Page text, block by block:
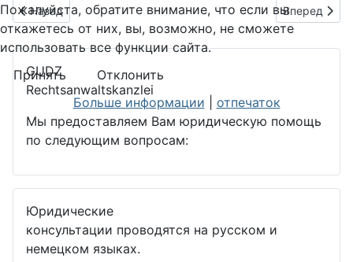
GUDZ
Rechtsanwaltskanzlei
Мы предоставляем Вам юридическую помощь
по следующим вопросам:
Юридические
консультации проводятся на русском и
немецком языках.
Предыдущий: Уголовное право
Назад Следующий:
Вперед
Пожалуйста, обратите внимание, что если вы
откажетесь от них, вы, возможно, не сможете
использовать все функции сайта.
Принять
Отклонить
Больше информации
отпечаток